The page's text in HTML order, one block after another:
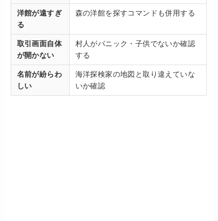
洋館が遠すぎ
る
森の洋館を探すコマンドも併用する
取引画面自体
が開かない
村人がパニック・子供でないか確認
する
名前が紛らわ
しい
海洋探検家の地図と取り違えていな
いか確認